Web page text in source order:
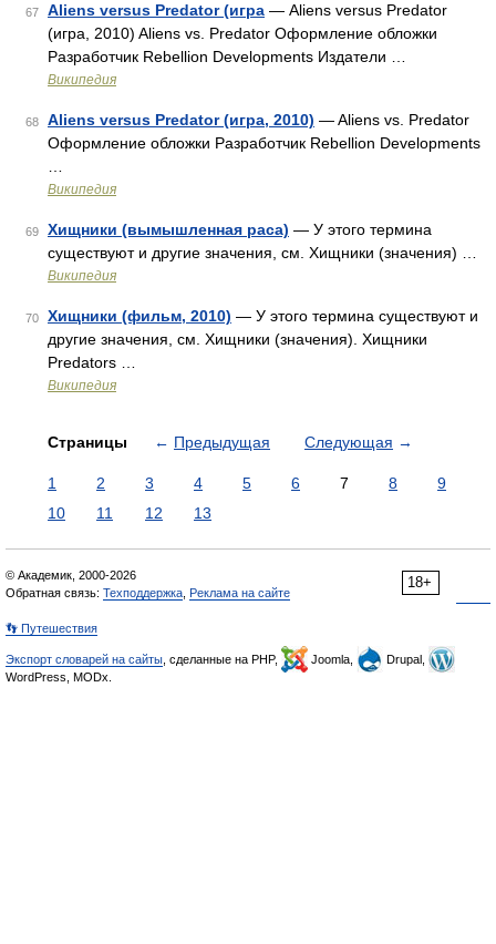
67 Aliens versus Predator (игра — Aliens versus Predator
(игра, 2010) Aliens vs. Predator Оформление обложки
Разработчик Rebellion Developments Издатели …
Википедия
68 Aliens versus Predator (игра, 2010) — Aliens vs. Predator
Оформление обложки Разработчик Rebellion Developments
Википедия
69 Хищники (вымышленная раса) — У этого термина
существуют и другие значения, см. Хищники (значения) …
Википедия
70 Хищники (фильм, 2010) — У этого термина существуют и
другие значения, см. Хищники (значения). Хищники
Predators …
Википедия
Страницы ← Предыдущая Следующая →
1 2 3 4 5 6 7 8
9
10
11 12 13
18+
© Академик, 2000-2026
Обратная связь: Техподдержка Реклама на сайте
👣 Путешествия
Экспорт словарей на сайты , сделанные на PHP, Joomla,
Drupal,
WordPress, MODx.